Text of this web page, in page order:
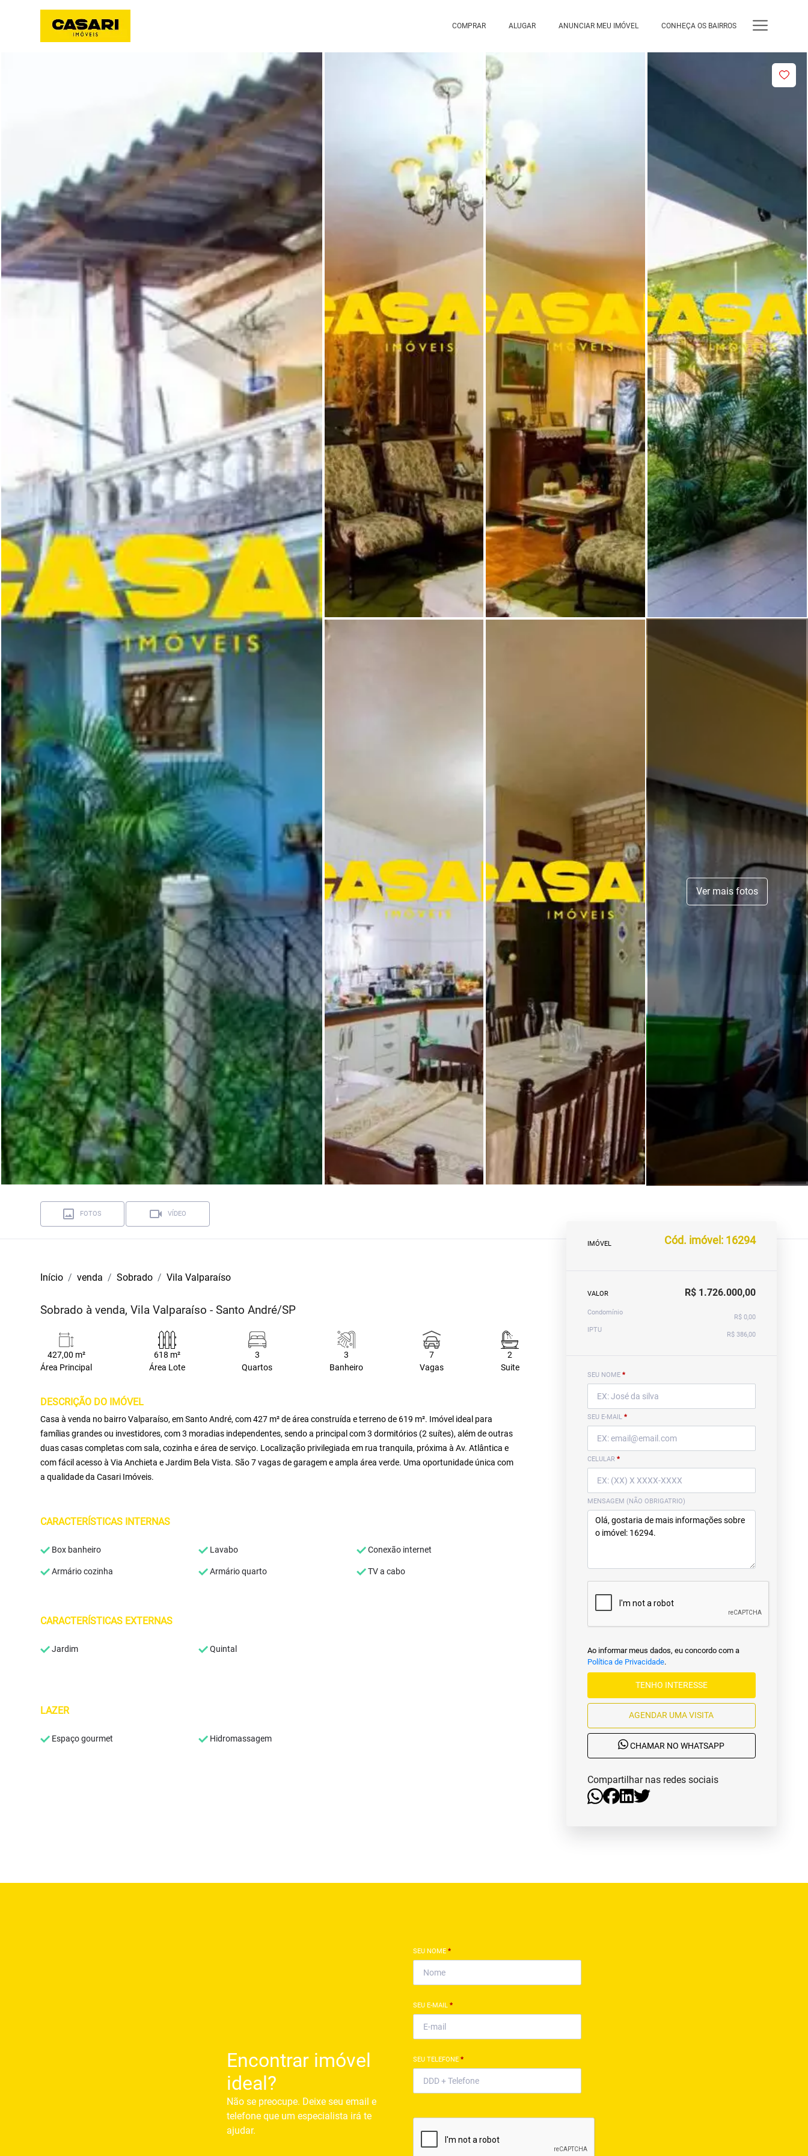
COMPRAR ALUGAR ANUNCIAR MEU IMÓVEL CONHEÇA OS BAIRROS
Ver mais fotos
FOTOS VÍDEO
Início venda Sobrado Vila Valparaíso
Sobrado à venda, Vila Valparaíso - Santo André/SP
427,00 m²
Área Principal
618 m²
Área Lote
3
Quartos
3
Banheiro
7
Vagas
2
Suite
DESCRIÇÃO DO IMÓVEL
Casa à venda no bairro Valparaíso, em Santo André, com 427 m² de área construída e terreno de 619 m². Imóvel ideal para
famílias grandes ou investidores, com 3 moradias independentes, sendo a principal com 3 dormitórios (2 suítes), além de outras
duas casas completas com sala, cozinha e área de serviço. Localização privilegiada em rua tranquila, próxima à Av. Atlântica e
com fácil acesso à Via Anchieta e Jardim Bela Vista. São 7 vagas de garagem e ampla área verde. Uma oportunidade única com
a qualidade da Casari Imóveis.
CARACTERÍSTICAS INTERNAS
Box banheiro Lavabo Conexão internet
Armário cozinha Armário quarto TV a cabo
CARACTERÍSTICAS EXTERNAS
Jardim Quintal
LAZER
Espaço gourmet Hidromassagem
IMÓVEL Cód. imóvel: 16294
VALOR R$ 1.726.000,00
Condomínio
R$ 0,00
IPTU
R$ 386,00
SEU NOME *
SEU E-MAIL *
CELULAR *
MENSAGEM (NÃO OBRIGATRIO)
Ao informar meus dados, eu concordo com a
Política de Privacidade.
TENHO INTERESSE
AGENDAR UMA VISITA
CHAMAR NO WHATSAPP
Compartilhar nas redes sociais
Encontrar imóvel
ideal?
Não se preocupe. Deixe seu email e
telefone que um especialista irá te
ajudar.
SEU NOME *
SEU E-MAIL *
SEU TELEFONE *